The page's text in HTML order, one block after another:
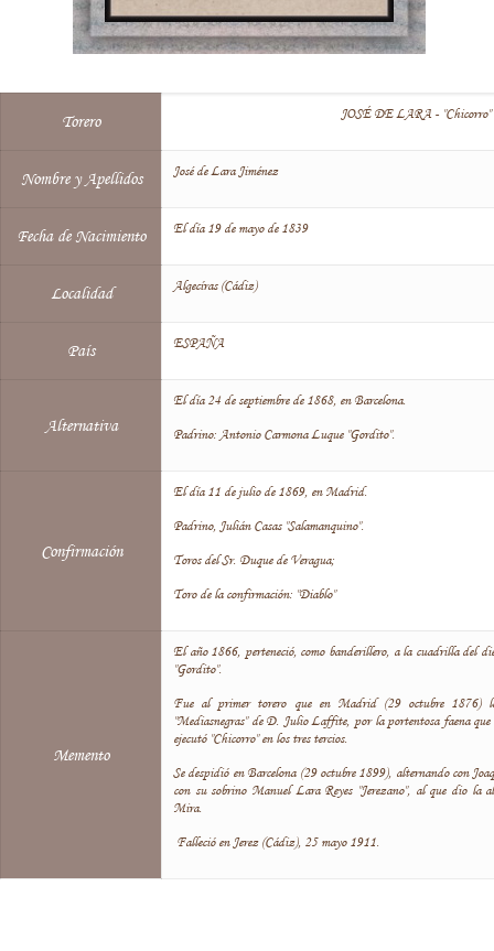
Torero JOSÉ DE LARA - "Chicorro"
Nombre y Apellidos José de Lara Jiménez
Fecha de Nacimiento El día 19 de mayo de 1839
Localidad Algecíras (Cádiz)
País ESPAÑA
Alternativa
El día 24 de septiembre de 1868, en Barcelona.
Padrino: Antonio Carmona Luque "Gordito".
Confirmación
El día 11 de julio de 1869, en Madrid.
Padrino, Julián Casas "Salamanquino".
Toros del Sr. Duque de Veragua;
Toro de la confirmación: "Diablo"
Memento
El año 1866, perteneció, como banderillero, a la cuadrilla del
"Gordito".
Fue al primer torero que en Madrid (29 octubre 1876)
"Mediasnegras" de D. Julio Laffite, por la portentosa faena
ejecutó "Chicorro" en los tres tercios.
Se despidió en Barcelona (29 octubre 1899), alternando con
con su sobrino Manuel Lara Reyes "Jerezano", al que dio la
Mira.
Falleció en Jerez (Cádiz), 25 mayo 1911.